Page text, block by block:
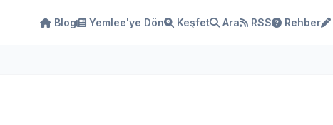
Blog Yemlee'ye Dön Keşfet Ara RSS Rehber